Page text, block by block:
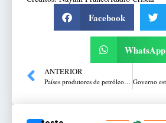
Facebook
WhatsApp
ANTERIOR
Países produtores de petróleo anunciam corte de produção, e efeitos podem chegar aos combustíveis no Brasil